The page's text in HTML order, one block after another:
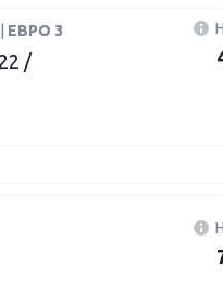
ЕВРО 3
/